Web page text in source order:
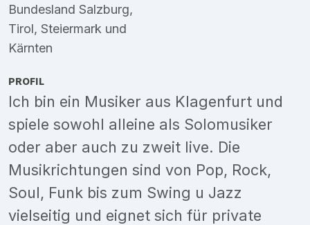
Bundesland Salzburg,
Tirol, Steiermark und
Kärnten
PROFIL
Ich bin ein Musiker aus Klagenfurt und
spiele sowohl alleine als Solomusiker
oder aber auch zu zweit live. Die
Musikrichtungen sind von Pop, Rock,
Soul, Funk bis zum Swing u Jazz
vielseitig und eignet sich für private